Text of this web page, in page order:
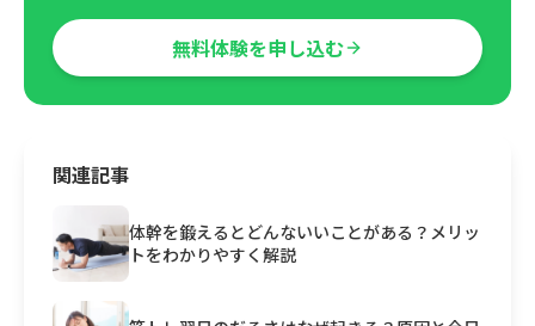
無料体験を申し込む
関連記事
体幹を鍛えるとどんないいことがある？メリッ
トをわかりやすく解説